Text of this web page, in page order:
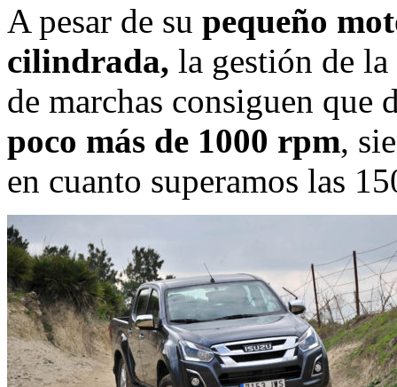
A pesar de su pequeño
cilindrada, la gestión de
de marchas consiguen que
poco más de 1000 rpm,
en cuanto superamos las